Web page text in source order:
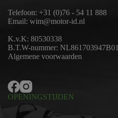
Telefoon: +31 (0)76 - 54 11 888
Email: wim@motor-id.nl
K.v.K: 80530338
B.T.W-nummer: NL861703947B01
Algemene voorwaarden
OPENINGSTIJDEN